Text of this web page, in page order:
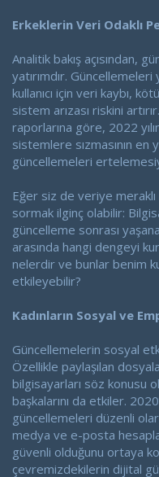
Erkeklerin Veri Odaklı
Analitik bakış açısından,
yatırımdır.
kullanıcı için veri kaybı,
sistem arızası riskini
raporlarına göre, 2022
sistemlere sızmasının en
güncellemeleri
Eğer siz de veriye meraklı
sormak ilginç olabilir:
güncelleme sonrası
arasında hangi dengeyi
nelerdir ve bunlar benim
etkileyebilir?
Kadınların Sosyal ve
Güncellemelerin sosyal
Özellikle paylaşılan
bilgisayarları söz konusu
başkalarını da etkiler.
güncellemeleri düzenli
medya ve e-posta
güvenli olduğunu ortaya
çevremizdekilerin dijital